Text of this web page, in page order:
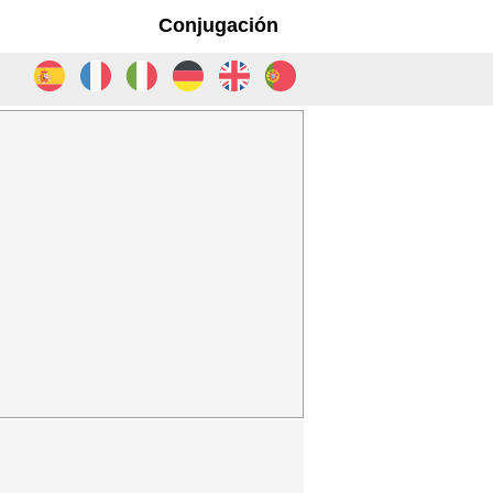
Conjugación